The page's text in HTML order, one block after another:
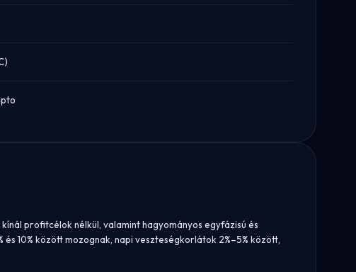
profitcélok nélkül, valamint hagyományos egyfázisú és
10% között mozognak, napi veszteségkorlátok 2%–5% között,